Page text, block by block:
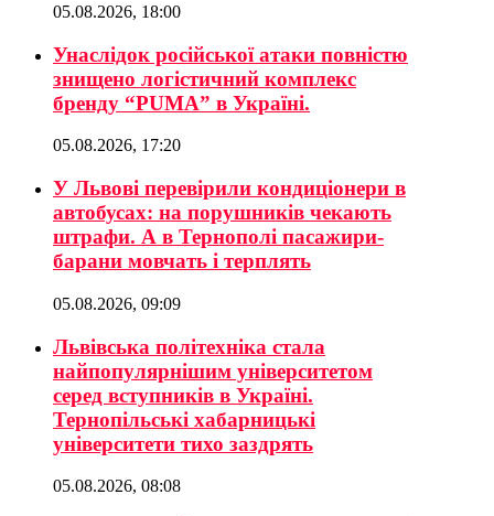
05.08.2026, 18:00
Унаслідок російської атаки повністю
знищено логістичний комплекс
бренду “PUMA” в Україні.
05.08.2026, 17:20
У Львові перевірили кондиціонери в
автобусах: на порушників чекають
штрафи. А в Тернополі пасажири-
барани мовчать і терплять
05.08.2026, 09:09
Львівська політехніка стала
найпопулярнішим університетом
серед вступників в Україні.
Тернопільські хабарницькі
університети тихо заздрять
05.08.2026, 08:08